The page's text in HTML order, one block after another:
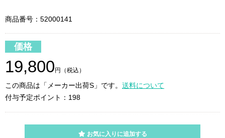
商品番号：52000141
価格
19,800 円（税込）
この商品は「メーカー出荷S」です。 送料について
付与予定ポイント：198
お気に入りに追加する